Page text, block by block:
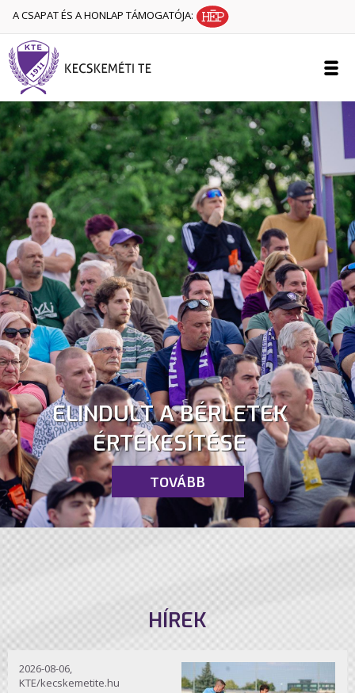
A CSAPAT ÉS A HONLAP TÁMOGATÓJA:
ELINDULT A BÉRLETEK
ÉRTÉKESÍTÉSE
TOVÁBB
HÍREK
2026-08-06,
KTE/kecskemetite.hu